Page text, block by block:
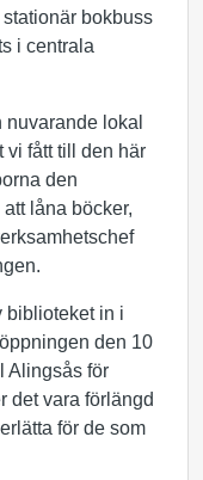
bokbuss
i centrala
lokal
vi fått till den här
den
låna böcker,
biblioteket in i
den 10
Alingsås för
det vara förlängd
för de som